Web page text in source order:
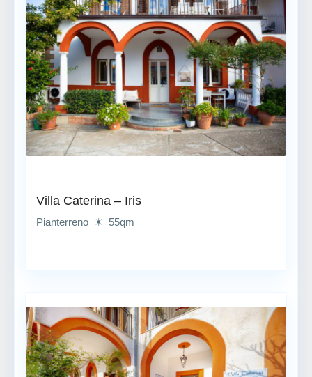
Villa Caterina – Iris
Pianterreno ☀ 55qm